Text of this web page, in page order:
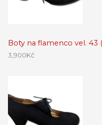
Boty na flamenco vel. 43
3,900Kč